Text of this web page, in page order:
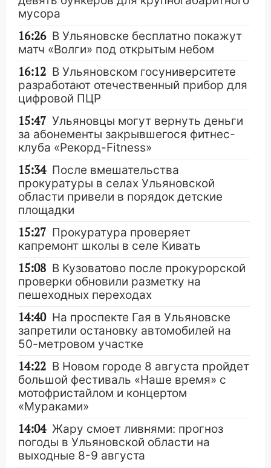
мусора
16:26 В Ульяновске бесплатно покажут
матч «Волги» под открытым небом
16:12 В Ульяновском госуниверситете
разработают отечественный прибор для
цифровой ПЦР
15:47 Ульяновцы могут вернуть деньги
за абонементы закрывшегося фитнес-
клуба «Рекорд-Fitness»
15:34 После вмешательства
прокуратуры в селах Ульяновской
области привели в порядок детские
площадки
15:27 Прокуратура проверяет
капремонт школы в селе Кивать
15:08 В Кузоватово после прокурорской
проверки обновили разметку на
пешеходных переходах
14:40 На проспекте Гая в Ульяновске
запретили остановку автомобилей на
50-метровом участке
14:22 В Новом городе 8 августа пройдет
большой фестиваль «Наше время» с
мотофристайлом и концертом
«Мураками»
14:04 Жару смоет ливнями: прогноз
погоды в Ульяновской области на
выходные 8-9 августа